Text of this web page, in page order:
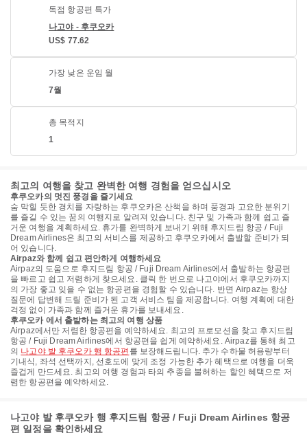
독점 항공편 특가
나고야 - 후쿠오카
US$ 77.62
가장 낮은 운임 월
7월
총 목적지
1
최고의 여행을 찾고 완벽한 여행 경험을 얻으십시오
후쿠오카의 멋진 풍경을 즐기세요
숨 막힐 듯한 경치를 자랑하는 후쿠오카은 산책을 하며 풍경과 고요한 분위기
를 즐길 수 있는 꿈의 여행지로 알려져 있습니다. 친구 및 가족과 함께 쉽고 즐
거운 여행을 계획하세요. 휴가를 완벽하게 보내기 위해 후지드림 항공 / Fuji
Dream Airlines은 최고의 서비스를 제공하고 후쿠오카에서 출발할 준비가 되
어 있습니다.
Airpaz와 함께 쉽고 편안하게 여행하세요
Airpaz의 도움으로 후지드림 항공 / Fuji Dream Airlines에서 출발하는 항공편
을 빠르고 쉽고 저렴하게 찾으세요. 클릭 한 번으로 나고야에서 후쿠오카까지
의 가장 좋고 잊을 수 없는 항공편을 경험할 수 있습니다. 반면 Airpaz는 항상
질문에 답변해 드릴 준비가 된 고객 서비스 팀을 제공합니다. 여행 계획에 대한
걱정 없이 가족과 함께 즐거운 휴가를 보내세요.
후쿠오카 에서 출발하는 최고의 여행 상품
Airpaz에서만 저렴한 항공편을 예약하세요. 최고의 프로모션을 찾고 후지드림
항공 / Fuji Dream Airlines에서 항공편을 쉽게 예약하세요. Airpaz를 통해 최고
의 나고야 발 후쿠오카 행 항공편 를 보장해드립니다. 추가 수하물 허용량부터
기내식, 좌석 선택까지, 선호도에 맞게 조정 가능한 추가 혜택으로 여행을 더욱
즐겁게 만드세요. 최고의 여행 경험과 타의 추종을 불허하는 할인 혜택으로 저
렴한 항공편을 예약하세요.
나고야 발 후쿠오카 행 후지드림 항공 / Fuji Dream Airlines 항공
편 일정을 확인하세요